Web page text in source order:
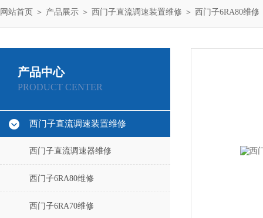
网站首页 ＞ 产品展示 ＞ 西门子直流调速装置维修 ＞ 西门子6RA80维修
产品中心
PRODUCT CENTER
西门子直流调速装置维修
西门子直流调速器维修
西门子6RA80维修
西门子6RA70维修